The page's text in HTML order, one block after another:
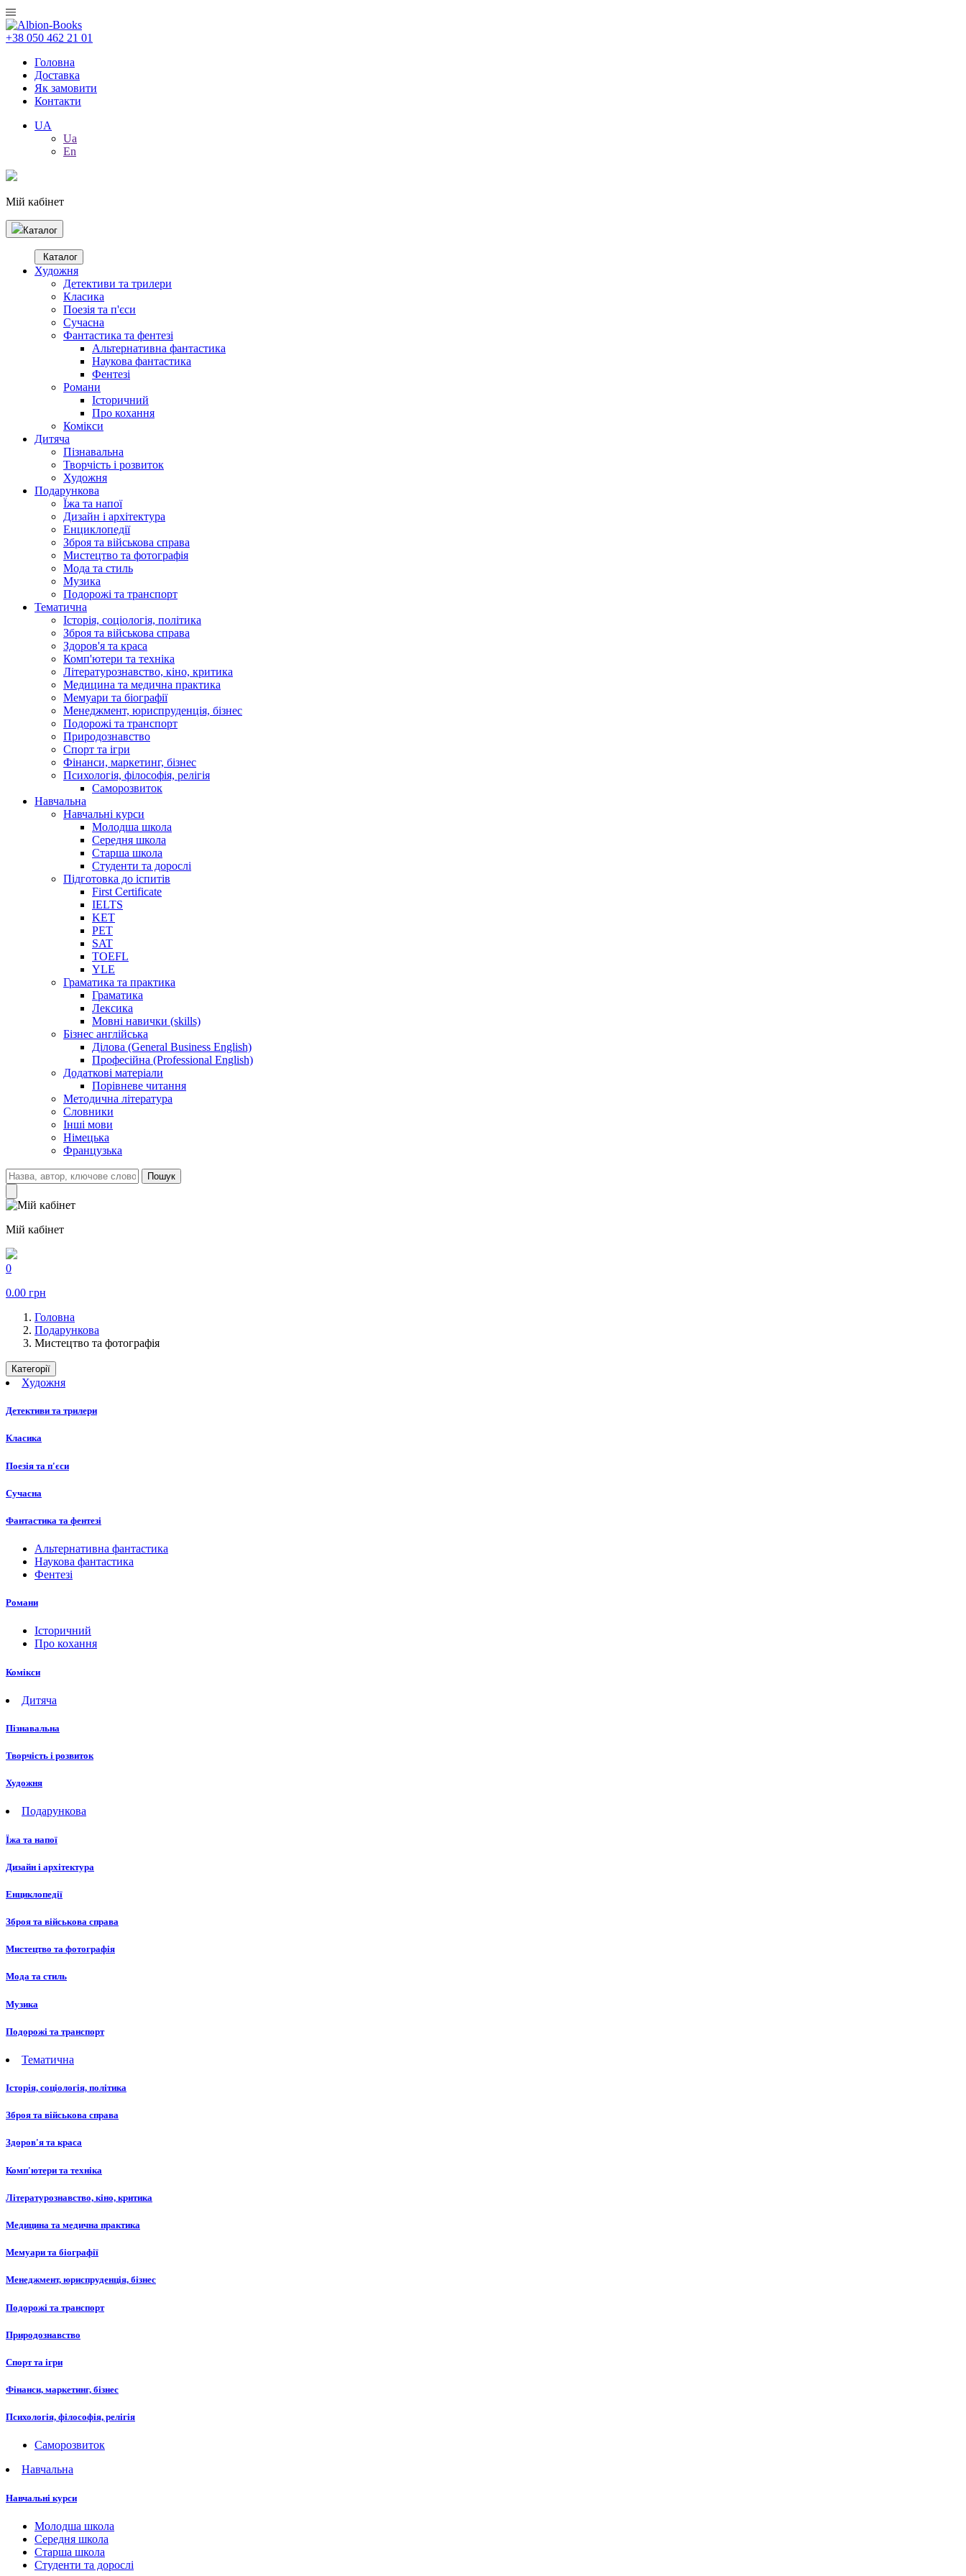
+38 050 462 21 01
Головна
Доставка
Як замовити
Контакти
UA
Ua
En
Мій кабінет
Каталог
Каталог
Художня
Детективи та трилери
Класика
Поезія та п'єси
Сучасна
Фантастика та фентезі
Альтернативна фантастика
Наукова фантастика
Фентезі
Романи
Історичний
Про кохання
Комікси
Дитяча
Пізнавальна
Творчість і розвиток
Художня
Подарункова
Їжа та напої
Дизайн і архітектура
Енциклопедії
Зброя та військова справа
Мистецтво та фотографія
Мода та стиль
Музика
Подорожі та транспорт
Тематична
Історія, соціологія, політика
Зброя та військова справа
Здоров'я та краса
Комп'ютери та техніка
Літературознавство, кіно, критика
Медицина та медична практика
Мемуари та біографії
Менеджмент, юриспруденція, бізнес
Подорожі та транспорт
Природознавство
Спорт та ігри
Фінанси, маркетинг, бізнес
Психологія, філософія, релігія
Саморозвиток
Навчальна
Навчальні курси
Молодша школа
Середня школа
Старша школа
Студенти та дорослі
Підготовка до іспитів
First Certificate
IELTS
KET
PET
SAT
TOEFL
YLE
Граматика та практика
Граматика
Лексика
Мовні навички (skills)
Бізнес англійська
Ділова (General Business English)
Професійна (Professional English)
Додаткові матеріали
Порівневе читання
Методична література
Словники
Інші мови
Німецька
Французька
Пошук
Мій кабінет
0
0.00 грн
Головна
Подарункова
Мистецтво та фотографія
Категорії
Художня
Детективи та трилери
Класика
Поезія та п'єси
Сучасна
Фантастика та фентезі
Альтернативна фантастика
Наукова фантастика
Фентезі
Романи
Історичний
Про кохання
Комікси
Дитяча
Пізнавальна
Творчість і розвиток
Художня
Подарункова
Їжа та напої
Дизайн і архітектура
Енциклопедії
Зброя та військова справа
Мистецтво та фотографія
Мода та стиль
Музика
Подорожі та транспорт
Тематична
Історія, соціологія, політика
Зброя та військова справа
Здоров'я та краса
Комп'ютери та техніка
Літературознавство, кіно, критика
Медицина та медична практика
Мемуари та біографії
Менеджмент, юриспруденція, бізнес
Подорожі та транспорт
Природознавство
Спорт та ігри
Фінанси, маркетинг, бізнес
Психологія, філософія, релігія
Саморозвиток
Навчальна
Навчальні курси
Молодша школа
Середня школа
Старша школа
Студенти та дорослі